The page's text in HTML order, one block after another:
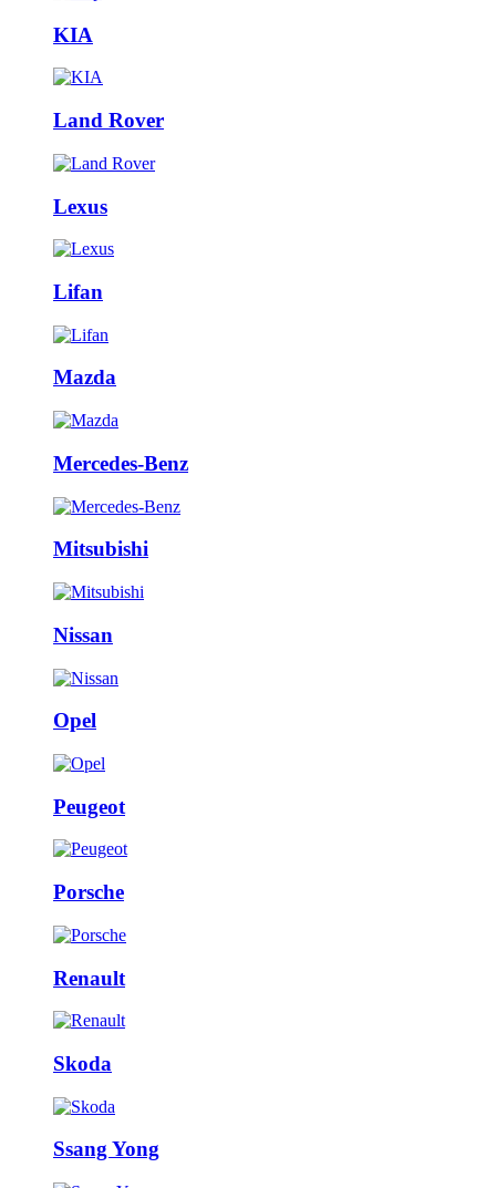
KIA
Land Rover
Lexus
Lifan
Mazda
Mercedes-Benz
Mitsubishi
Nissan
Opel
Peugeot
Porsche
Renault
Skoda
Ssang Yong